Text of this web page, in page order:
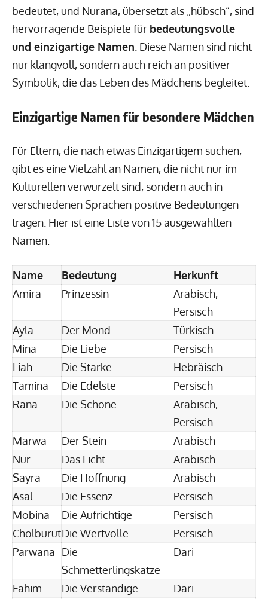
bedeutet, und Nurana, übersetzt als „hübsch“, sind
hervorragende Beispiele für bedeutungsvolle
und einzigartige Namen . Diese Namen sind nicht
nur klangvoll, sondern auch reich an positiver
Symbolik, die das Leben des Mädchens begleitet.
Einzigartige Namen für besondere Mädchen
Für Eltern, die nach etwas Einzigartigem suchen,
gibt es eine Vielzahl an Namen, die nicht nur im
Kulturellen verwurzelt sind, sondern auch in
verschiedenen Sprachen positive Bedeutungen
tragen. Hier ist eine Liste von 15 ausgewählten
Namen:
Name Bedeutung
Herkunft
Amira
Prinzessin
Arabisch,
Persisch
Ayla
Der Mond
Türkisch
Mina
Die Liebe
Persisch
Liah
Die Starke
Hebräisch
Tamina
Die Edelste
Persisch
Rana
Die Schöne
Arabisch,
Persisch
Marwa
Der Stein
Arabisch
Nur
Das Licht
Arabisch
Sayra
Die Hoffnung
Arabisch
Asal
Die Essenz
Persisch
Mobina
Die Aufrichtige
Persisch
CholburutDie Wertvolle
Persisch
Parwana Die
Schmetterlingskatze
Dari
Fahim Die Verständige
Dari